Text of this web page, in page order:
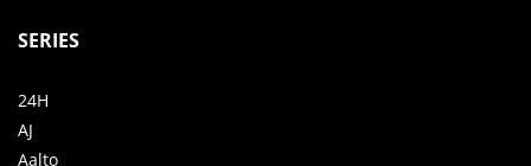
SERIES
24H
AJ
Aalto